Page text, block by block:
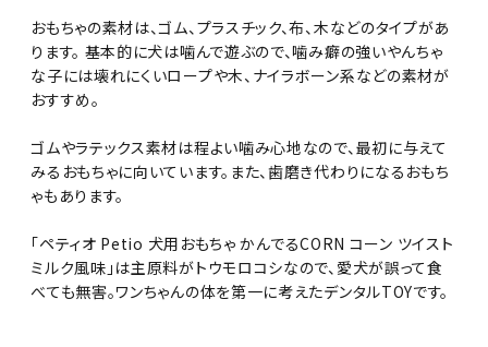
おもちゃの素材は、ゴム、プラスチック、布、木などのタイプがあ
ります。 基本的に犬は噛んで遊ぶので、噛み癖の強いやんちゃ
な子には壊れにくいロープや木、ナイラボーン系などの素材が
おすすめ。
ゴムやラテックス素材は程よい噛み心地なので、最初に与えて
みるおもちゃに向いています。また、歯磨き代わりになるおもち
ゃもあります。
「ペティオ Petio 犬用おもちゃ かんでるCORN コーン ツイスト
ミルク風味」は主原料がトウモロコシなので、愛犬が誤って食
べても無害。ワンちゃんの体を第一に考えたデンタルTOYです。